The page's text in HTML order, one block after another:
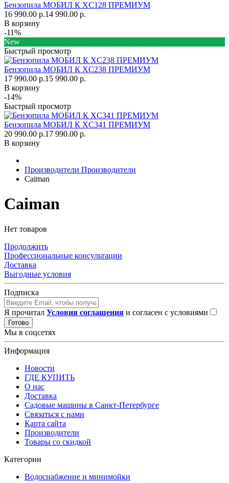
Бензопила МОБИЛ К XC128 ПРЕМИУМ
16 990.00 р.14 990.00 р.
В корзину
-11%
New
Быстрый просмотр
Бензопила МОБИЛ К XC238 ПРЕМИУМ
17 990.00 р.15 990.00 р.
В корзину
-14%
Быстрый просмотр
Бензопила МОБИЛ К XC341 ПРЕМИУМ
20 990.00 р.17 990.00 р.
В корзину
Производители Производители
Caiman
Caiman
Нет товаров
Продолжить
Профессиональные консультации
Доставка
Выгодные условия
Подписка
Я прочитал Условия соглашения и согласен с условиями
Готово
Мы в соцсетях
Информация
Новости
ГДЕ КУПИТЬ
О нас
Доставка
Садовые машины в Санкт-Петербурге
Связаться с нами
Карта сайта
Производители
Товары со скидкой
Категории
Водоснабжение и минимойки